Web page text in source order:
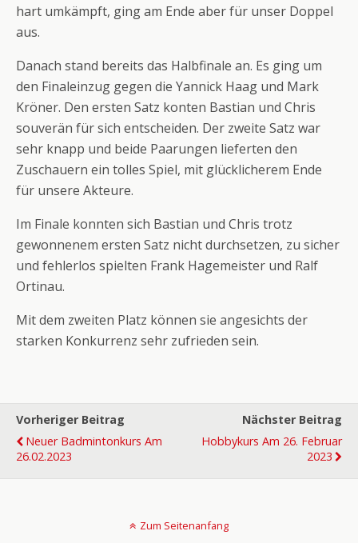
hart umkämpft, ging am Ende aber für unser Doppel
aus.
Danach stand bereits das Halbfinale an. Es ging um
den Finaleinzug gegen die Yannick Haag und Mark
Kröner. Den ersten Satz konten Bastian und Chris
souverän für sich entscheiden. Der zweite Satz war
sehr knapp und beide Paarungen lieferten den
Zuschauern ein tolles Spiel, mit glücklicherem Ende
für unsere Akteure.
Im Finale konnten sich Bastian und Chris trotz
gewonnenem ersten Satz nicht durchsetzen, zu sicher
und fehlerlos spielten Frank Hagemeister und Ralf
Ortinau.
Mit dem zweiten Platz können sie angesichts der
starken Konkurrenz sehr zufrieden sein.
Vorheriger Beitrag
Neuer Badmintonkurs Am
26.02.2023
Nächster Beitrag
Hobbykurs Am 26. Februar
2023
Zum Seitenanfang